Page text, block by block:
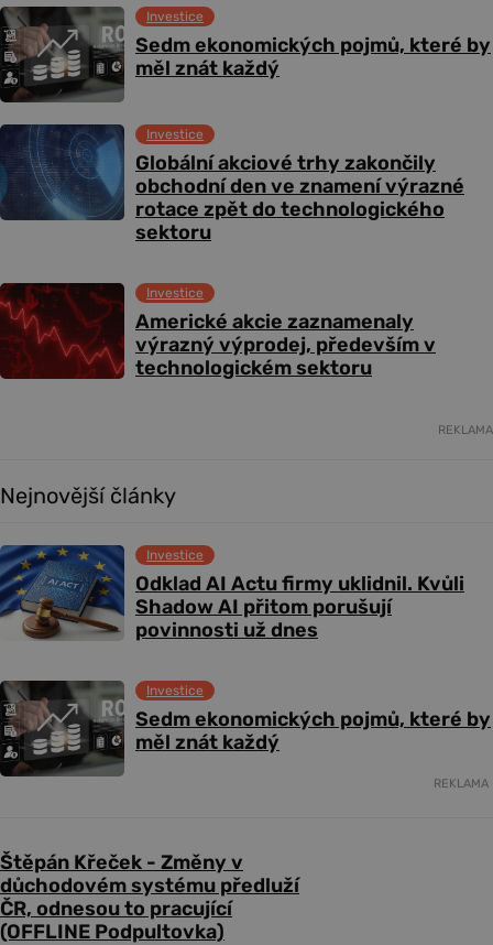
Sedm ekonomických pojmů, které by
měl znát každý
Investice
Globální akciové trhy zakončily
obchodní den ve znamení výrazné
rotace zpět do technologického
sektoru
Investice
Americké akcie zaznamenaly
výrazný výprodej, především v
technologickém sektoru
Investice
REKLAMA
Nejnovější články
Odklad AI Actu firmy uklidnil. Kvůli
Shadow AI přitom porušují
povinnosti už dnes
Investice
Sedm ekonomických pojmů, které by
měl znát každý
Investice
REKLAMA
Štěpán Křeček - Změny v
důchodovém systému předluží
ČR, odnesou to pracující
(OFFLINE Podpultovka)